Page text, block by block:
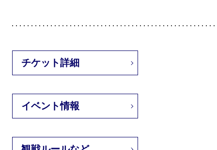
チケット詳細
イベント情報